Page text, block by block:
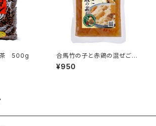
茶 500g
合馬竹の子と赤鶏の混ぜご飯
の素
¥950